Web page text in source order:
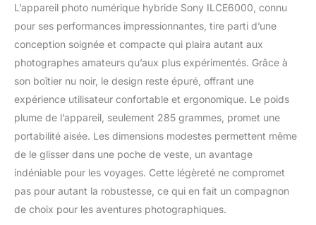
(images fixes): JPEG
(DCF version 2.0, Exif
version 2.3, compatible
ARW 2.3) Viseur OLED
SVGA Tru-Finder net
Taille de l'image (pixels),
Balayage Panorama:
1856 (23M), vertical
5536 x 2160 (12M),
Standard: horizontal
8192 x 1856 (15M),
vertical 3872 x 2160
(8.4M)
L’appareil photo numérique hybride Sony ILCE6000, connu
pour ses performances impressionnantes, tire parti d’une
conception soignée et compacte qui plaira autant aux
photographes amateurs qu’aux plus expérimentés. Grâce à
son boîtier nu noir, le design reste épuré, offrant une
expérience utilisateur confortable et ergonomique. Le poids
plume de l’appareil, seulement 285 grammes, promet une
portabilité aisée. Les dimensions modestes permettent même
de le glisser dans une poche de veste, un avantage
indéniable pour les voyages. Cette légèreté ne compromet
pas pour autant la robustesse, ce qui en fait un compagnon
de choix pour les aventures photographiques.